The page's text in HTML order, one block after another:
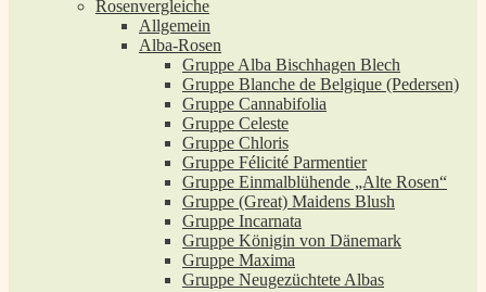
Rosenvergleiche
Allgemein
Alba-Rosen
Gruppe Alba Bischhagen Blech
Gruppe Blanche de Belgique (Pedersen)
Gruppe Cannabifolia
Gruppe Celeste
Gruppe Chloris
Gruppe Félicité Parmentier
Gruppe Einmalblühende „Alte Rosen“
Gruppe (Great) Maidens Blush
Gruppe Incarnata
Gruppe Königin von Dänemark
Gruppe Maxima
Gruppe Neugezüchtete Albas